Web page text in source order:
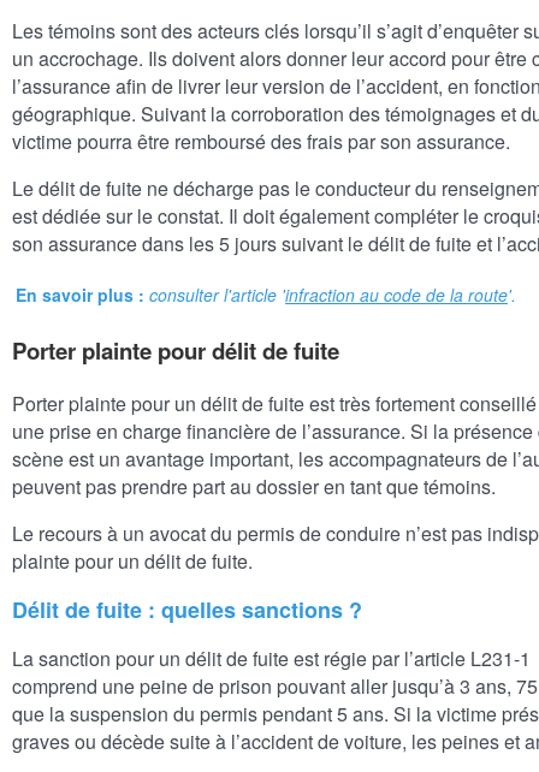
Les témoins sont des acteurs clés lorsqu’il s’agit d’enquêter
un accrochage. Ils doivent alors donner leur accord pour être
l’assurance afin de livrer leur version de l’accident, en
géographique. Suivant la corroboration des témoignages et
victime pourra être remboursé des frais par son assurance.
Le délit de fuite ne décharge pas le conducteur du
est dédiée sur le constat. Il doit également compléter le
son assurance dans les 5 jours suivant le délit de fuite et
En savoir plus : consulter l'article 'infraction au code de la route'.
Porter plainte pour délit de fuite
Porter plainte pour un délit de fuite est très fortement
une prise en charge financière de l’assurance. Si la
scène est un avantage important, les accompagnateurs de
peuvent pas prendre part au dossier en tant que témoins.
Le recours à un avocat du permis de conduire n’est pas
plainte pour un délit de fuite.
Délit de fuite : quelles sanctions ?
La sanction pour un délit de fuite est régie par l’article L231-
comprend une peine de prison pouvant aller jusqu’à 3 ans,
que la suspension du permis pendant 5 ans. Si la victime
graves ou décède suite à l’accident de voiture, les peines et